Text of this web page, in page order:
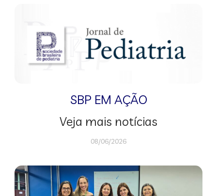
SBP EM AÇÃO
Veja mais notícias
08/06/2026